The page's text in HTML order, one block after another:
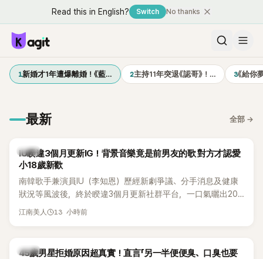
Read this in English? Switch No thanks
1新婚才1年遭爆離婚！《藍… 2主持11年突退《認哥》！… 3《給你
最新 全部 →
韓星
IU睽違3個月更新IG！背景音樂竟是前男友的歌 對方才認愛
小18歲新歡
南韓歌手兼演員IU（李知恩）歷經新劇爭議、分手消息及健康
狀況等風波後，終於睽違3個月更新社群平台，一口氣曬出20
張近況照，讓大批粉絲又驚又喜。不過，比起照片本身，更引
江南美人 13 小時前
韓星
45歲男星拒婚原因超真實！直言「另一半便便臭、口臭也要